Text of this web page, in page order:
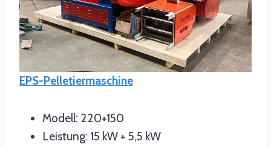
EPS-Pelletiermaschine
Modell: 220+150
Leistung: 15 kW + 5,5 kW